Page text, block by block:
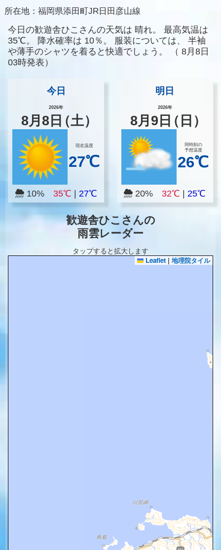
所在地： 福岡県添田町JR日田彦山線
今日の歓遊舎ひこさんの天気は 晴れ。
最高気温は
35℃。
降水確率は 10％。 服装については、
半袖
や薄手のシャツを着ると快適でしょう。
（ 8月8日
03時発表）
今日
2026年
8月8 日（土）
現在温度
27℃
10% 35℃ 27℃
明日
2026年
8月 9 日（日）
同時刻の
予想温度
26℃
20%32℃ |25℃
歓遊舎ひこさんの
雨雲レーダー
タップすると拡大します
Leaflet | 地理院タイル